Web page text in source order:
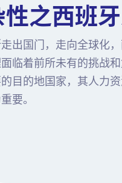
之西班
出国门，走向全球化
临着前所未有的挑战
目的地国家，其人力
要。